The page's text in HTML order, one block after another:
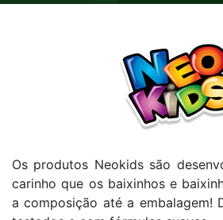
Os produtos Neokids são
carinho que os baixinhos e
a composição até a embalagem!